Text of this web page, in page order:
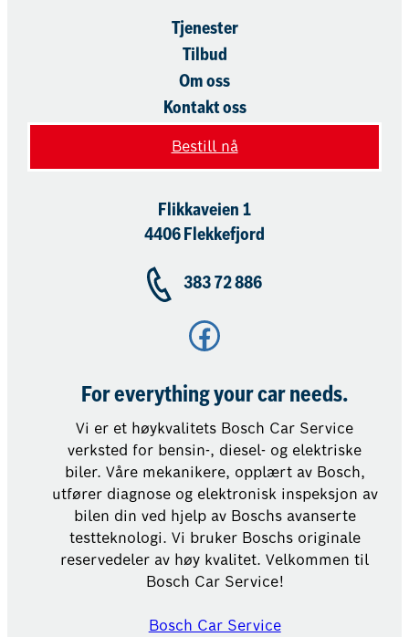
Tjenester
Tilbud
Om oss
Kontakt oss
Bestill nå
Flikkaveien 1
4406 Flekkefjord
383 72 886
Facebook
For everything your car needs.
Vi er et høykvalitets Bosch Car Service
verksted for bensin-, diesel- og elektriske
biler. Våre mekanikere, opplært av Bosch,
utfører diagnose og elektronisk inspeksjon av
bilen din ved hjelp av Boschs avanserte
testteknologi. Vi bruker Boschs originale
reservedeler av høy kvalitet. Velkommen til
Bosch Car Service!
Bosch Car Service